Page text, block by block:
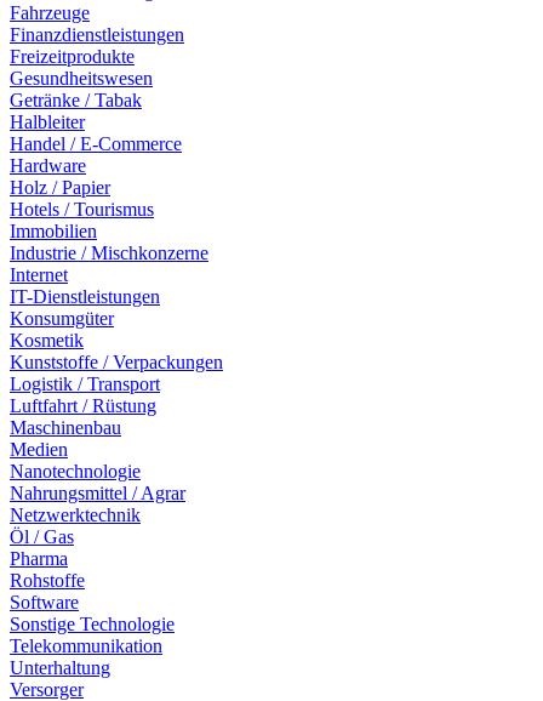
Fahrzeuge
Finanzdienstleistungen
Freizeitprodukte
Gesundheitswesen
Getränke / Tabak
Halbleiter
Handel / E-Commerce
Hardware
Holz / Papier
Hotels / Tourismus
Immobilien
Industrie / Mischkonzerne
Internet
IT-Dienstleistungen
Konsumgüter
Kosmetik
Kunststoffe / Verpackungen
Logistik / Transport
Luftfahrt / Rüstung
Maschinenbau
Medien
Nanotechnologie
Nahrungsmittel / Agrar
Netzwerktechnik
Öl / Gas
Pharma
Rohstoffe
Software
Sonstige Technologie
Telekommunikation
Unterhaltung
Versorger